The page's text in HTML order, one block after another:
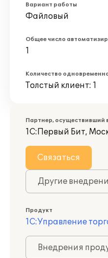
Вариант работы
Файловый
Общее число
1
Количество
Толстый клиент: 1
Партнер, осуществивший
1С:Первый Бит,
Связаться
Другие
Продукт
1С:Управление
Внедрения